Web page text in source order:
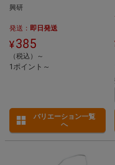
興研
発送： 即日発送
385
（税込）～
1ポイント～
バリエーション一覧
へ